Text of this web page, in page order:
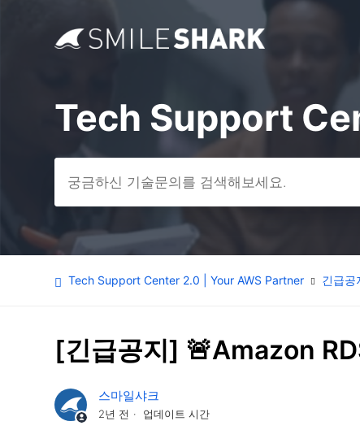
검색
Tech Support
Tech Support Center 2.0 | Your AWS Partner 긴급공
[긴급공지] 🚨Amazon
스마일샤크
2년 전 업데이트 시간